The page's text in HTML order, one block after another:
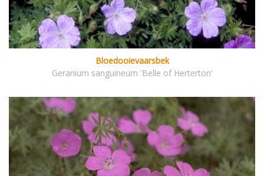
Bloedooievaarsbek
Geranium sanguineum 'Belle of Herterton'